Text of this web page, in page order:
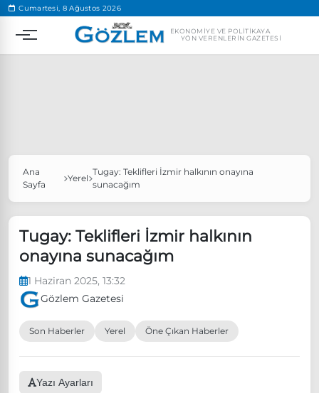
Cumartesi, 8 Ağustos 2026
EKONOMIYE VE POLITIKAYA
YÖN VERENLERIN GAZETESI
Popüler Aramalar
Özgür Özel, Ekrem İmamoğlu’nu ziyaret edecek
Ünlü çift bir etkinliğe daha katılmama kararı aldı
Ana
Sayfa
Yerel
Tugay: Teklifleri İzmir halkının onayına
sunacağım
Tugay: Teklifleri İzmir halkının
onayına sunacağım
1 Haziran 2025, 13:32
Gözlem Gazetesi
Son Haberler Yerel Öne Çıkan Haberler
Yazı Ayarları